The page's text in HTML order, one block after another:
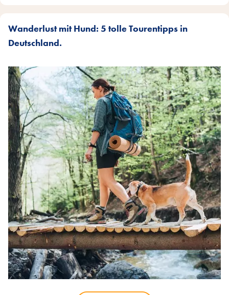
Wanderlust mit Hund: 5 tolle Tourentipps in
Deutschland.